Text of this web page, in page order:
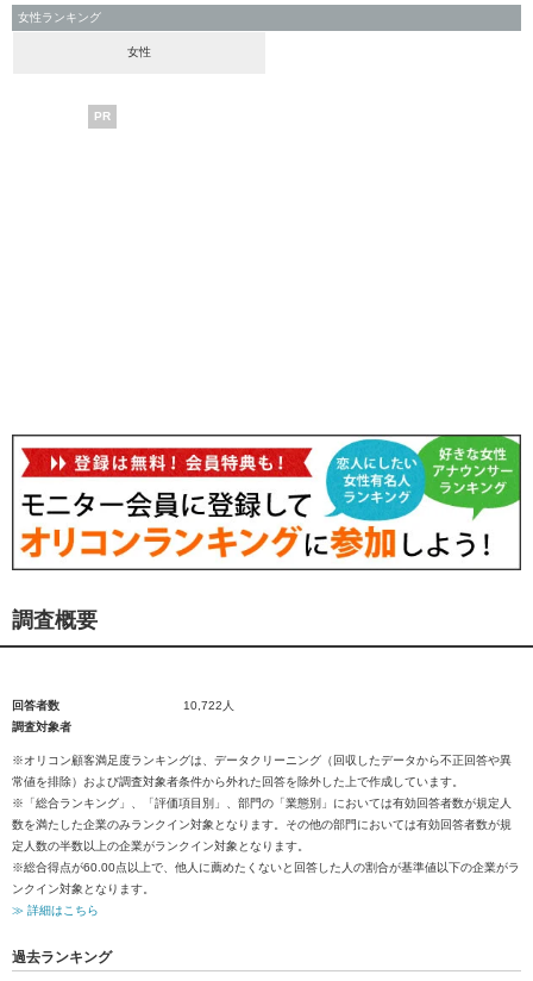
女性ランキング
女性
PR
調査概要
回答者数
10,722人
調査対象者
※オリコン顧客満足度ランキングは、データクリーニング（回収したデータから不正回答や異
常値を排除）および調査対象者条件から外れた回答を除外した上で作成しています。
※「総合ランキング」、「評価項目別」、部門の「業態別」においては有効回答者数が規定人
数を満たした企業のみランクイン対象となります。その他の部門においては有効回答者数が規
定人数の半数以上の企業がランクイン対象となります。
※総合得点が60.00点以上で、他人に薦めたくないと回答した人の割合が基準値以下の企業がラ
ンクイン対象となります。
≫ 詳細はこちら
過去ランキング